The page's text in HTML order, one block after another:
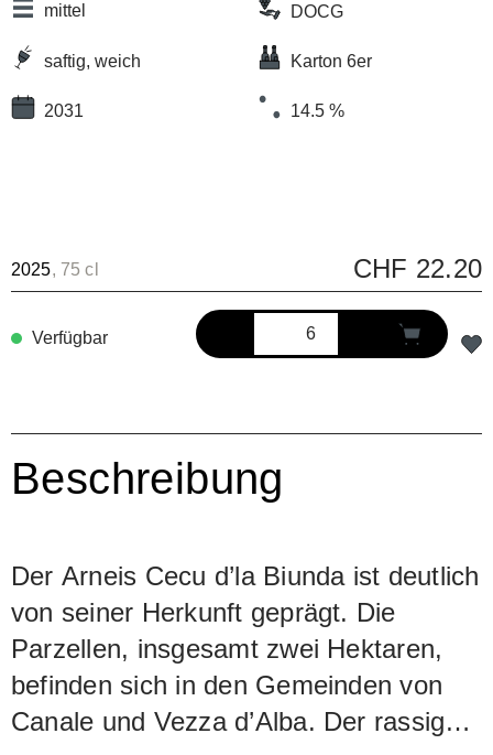
mittel DOCG
saftig, weich Karton 6er
2031 14.5 %
2025, 75 cl CHF 22.20
Verfügbar
Beschreibung
Der Arneis Cecu d’la Biunda ist deutlich
von seiner Herkunft geprägt. Die
Parzellen, insgesamt zwei Hektaren,
befinden sich in den Gemeinden von
Canale und Vezza d’Alba. Der rassige